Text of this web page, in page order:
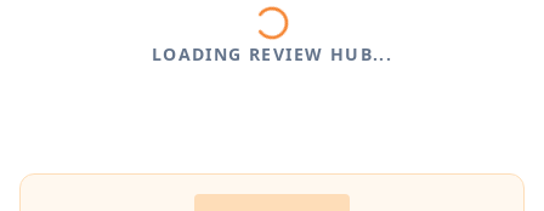
LOADING REVIEW HUB...